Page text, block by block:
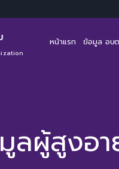
หน้าแรก ข้อมูล อบ
ลผู้สูงอ